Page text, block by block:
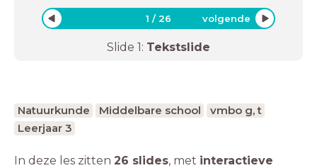
1 /26 volgende
Slide 1: Tekstslide
Natuurkunde Middelbare school
vmbo g, t
Leerjaar 3
In deze les zitten 26 slides, met interactieve